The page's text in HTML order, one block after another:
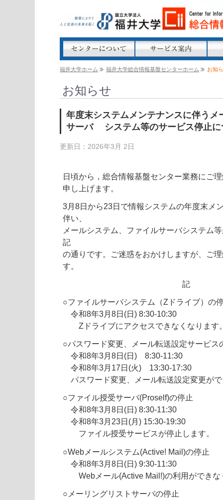
福井大学ホーム 福井大学総合情報基盤センターホーム お知
お知らせ
年度末システムメンテナンスに伴うメ
サーバ システム等のサービス停止に
更新日：2026年3月 2日
日頃から，総合情報基盤センター業務にご
申し上げます。
3月8日から23日で情報システムの年度末メ
伴い、
メールシステム、ファイルサーバシステム
記
の通りです。ご迷惑をおかけしますが、ご
す。
記
○ファイルサーバシステム（Zドライブ）の
令和8年3月8日(日) 8:30-10:30
Zドライブにアクセスできなくなります
○パスワード変更、メール転送設定サービス
令和8年3月8日(日) 8:30-11:30
令和8年3月17日(火) 13:30-17:30
パスワード変更、メール転送設定変更が
○ファイル授受サーバ(Proself)の停止
令和8年3月8日(日) 8:30-11:30
令和8年3月23日(月) 15:30-19:30
ファイル授受サービスが停止します。
○Webメールシステム(Active! Mail)の停止
令和8年3月8日(日) 9:30-11:30
Webメール(Active Mail!)の利用ができな
○メーリングリストサーバの停止